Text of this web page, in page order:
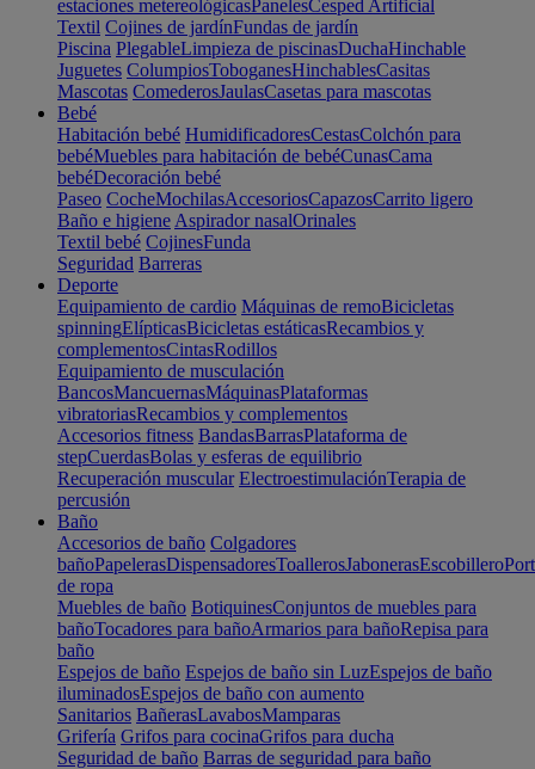
estaciones metereológicasPanelesCesped Artificial
Textil Cojines de jardínFundas de jardín
Piscina PlegableLimpieza de piscinasDuchaHinchable
Juguetes ColumpiosToboganesHinchablesCasitas
Mascotas ComederosJaulasCasetas para mascotas
Bebé
Habitación bebé HumidificadoresCestasColchón para
bebéMuebles para habitación de bebéCunasCama
bebéDecoración bebé
Paseo CocheMochilasAccesoriosCapazosCarrito ligero
Baño e higiene Aspirador nasalOrinales
Textil bebé CojinesFunda
Seguridad Barreras
Deporte
Equipamiento de cardio Máquinas de remoBicicletas
spinningElípticasBicicletas estáticasRecambios y
complementosCintasRodillos
Equipamiento de musculación
BancosMancuernasMáquinasPlataformas
vibratoriasRecambios y complementos
Accesorios fitness BandasBarrasPlataforma de
stepCuerdasBolas y esferas de equilibrio
Recuperación muscular ElectroestimulaciónTerapia de
percusión
Baño
Accesorios de baño Colgadores
bañoPapelerasDispensadoresToallerosJabonerasEscobillero
de ropa
Muebles de baño BotiquinesConjuntos de muebles para
bañoTocadores para bañoArmarios para bañoRepisa para
baño
Espejos de baño Espejos de baño sin LuzEspejos de baño
iluminadosEspejos de baño con aumento
Sanitarios BañerasLavabosMamparas
Grifería Grifos para cocinaGrifos para ducha
Seguridad de baño Barras de seguridad para baño